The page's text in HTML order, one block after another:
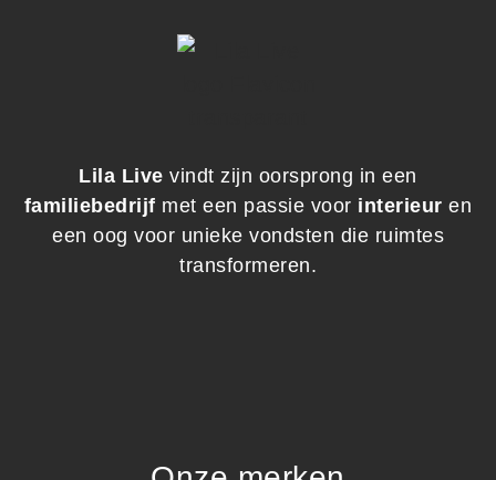
Lila Live vindt zijn oorsprong in een
familiebedrijf met een passie voor interieur en
een oog voor unieke vondsten die ruimtes
transformeren.